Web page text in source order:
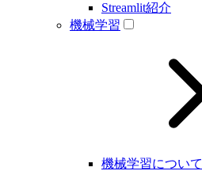
Streamlit紹介
機械学習
機械学習について